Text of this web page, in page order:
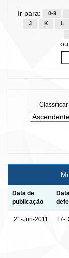
Ir para: 0-9
J
K L
Classificar
Data de
publicação
21-Jun-2011 17-